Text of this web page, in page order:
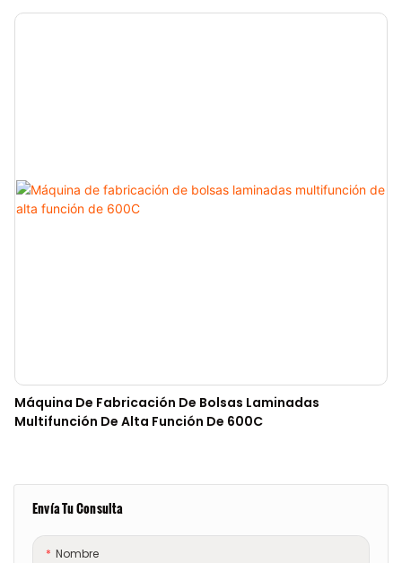
Envía Tu Consulta
Nombre
Máquina De Fabricación De Bolsas Laminadas
Multifunción De Alta Función De 600C